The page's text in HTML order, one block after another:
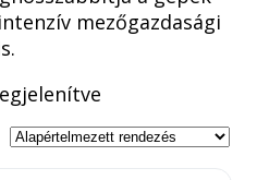
mezőgazdasági